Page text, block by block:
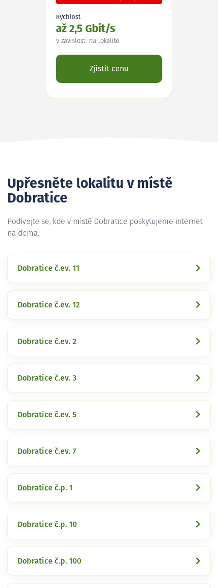
Rychlost
až 2,5 Gbit/s
V závislosti na lokalitě.
Zjistit cenu
Upřesněte lokalitu v místě
Dobratice
Podívejte se, kde v místě Dobratice poskytujeme internet
na doma.
Dobratice č.ev. 11
Dobratice č.ev. 12
Dobratice č.ev. 2
Dobratice č.ev. 3
Dobratice č.ev. 5
Dobratice č.ev. 7
Dobratice č.p. 1
Dobratice č.p. 10
Dobratice č.p. 100